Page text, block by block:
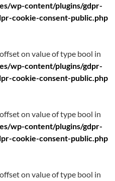
wp-content/plugins/gdpr-
cookie-consent-public.php
on value of type bool in
wp-content/plugins/gdpr-
cookie-consent-public.php
on value of type bool in
wp-content/plugins/gdpr-
cookie-consent-public.php
on value of type bool in